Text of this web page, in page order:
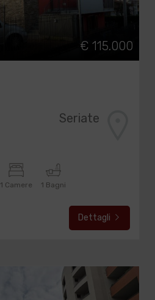
€ 115.000
Seriate
1 Camere 1 Bagni
Dettagli